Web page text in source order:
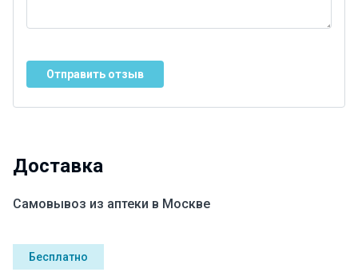
Отправить отзыв
Доставка
Самовывоз из аптеки в Москве
Бесплатно